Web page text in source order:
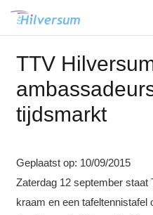
TTV
tijdsmarkt
Geplaatst op: 10/09/2015
Zaterdag 12 september
kraam en een tafeltennistafel